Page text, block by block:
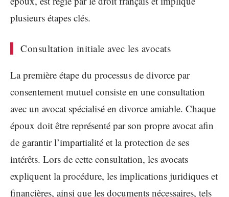
plusieurs étapes clés.
Consultation initiale avec les avocats
La première étape du processus de divorce par
consentement mutuel consiste en une consultation
avec un avocat spécialisé en divorce amiable. Chaque
époux doit être représenté par son propre avocat afin
de garantir l’impartialité et la protection de ses
intérêts. Lors de cette consultation, les avocats
expliquent la procédure, les implications juridiques et
financières, ainsi que les documents nécessaires, tels